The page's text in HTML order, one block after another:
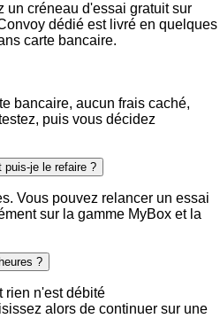
un créneau d'essai gratuit sur
dédié est livré en quelques
carte bancaire.
bancaire, aucun frais caché,
puis vous décidez
puis-je le refaire ?
Vous pouvez relancer un essai
sur la gamme MyBox et la
?
rien n'est débité
alors de continuer sur une